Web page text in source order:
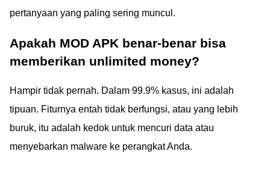
pertanyaan yang paling sering muncul.
Apakah MOD APK benar-benar bisa
memberikan unlimited money?
Hampir tidak pernah. Dalam 99.9% kasus, ini adalah
tipuan. Fiturnya entah tidak berfungsi, atau yang lebih
buruk, itu adalah kedok untuk mencuri data atau
menyebarkan malware ke perangkat Anda.